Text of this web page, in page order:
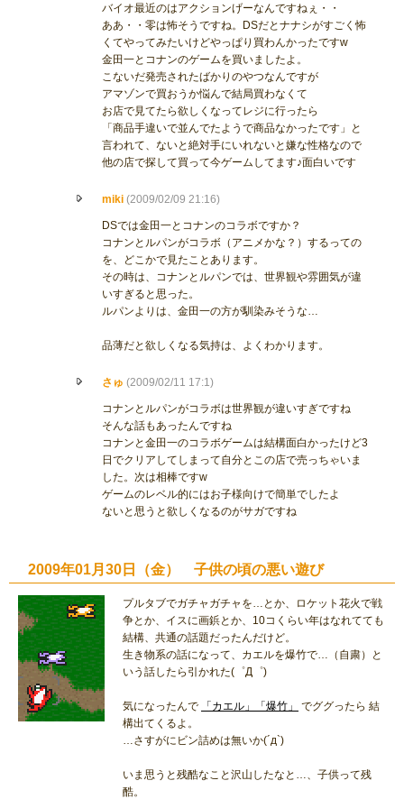
バイオ最近のはアクションげーなんですねぇ・・
ああ・・零は怖そうですね。DSだとナナシがすごく怖
くてやってみたいけどやっぱり買わんかったですw
金田一とコナンのゲームを買いましたよ。
こないだ発売されたばかりのやつなんですが
アマゾンで買おうか悩んで結局買わなくて
お店で見てたら欲しくなってレジに行ったら
「商品手違いで並んでたようで商品なかったです」と
言われて、ないと絶対手にいれないと嫌な性格なので
他の店で探して買って今ゲームしてます♪面白いです
miki (2009/02/09 21:16)
DSでは金田一とコナンのコラボですか？
コナンとルパンがコラボ（アニメかな？）するっての
を、どこかで見たことあります。
その時は、コナンとルパンでは、世界観や雰囲気が違
いすぎると思った。
ルパンよりは、金田一の方が馴染みそうな…
品薄だと欲しくなる気持は、よくわかります。
さゅ (2009/02/11 17:1)
コナンとルパンがコラボは世界観が違いすぎですね
そんな話もあったんですね
コナンと金田一のコラボゲームは結構面白かったけど3
日でクリアしてしまって自分とこの店で売っちゃいま
した。次は相棒ですw
ゲームのレベル的にはお子様向けで簡単でしたよ
ないと思うと欲しくなるのがサガですね
2009年01月30日（金） 子供の頃の悪い遊び
プルタブでガチャガチャを…とか、ロケット花火で戦
争とか、イスに画鋲とか、10コくらい年はなれてても
結構、共通の話題だったんだけど。
生き物系の話になって、カエルを爆竹で…（自粛）と
いう話したら引かれた(゜Д゜)
気になったんで 「カエル」「爆竹」
でググったら 結
構出てくるよ。
…さすがにビン詰めは無いか(´д`)
いま思うと残酷なこと沢山したなと…、子供って残
酷。